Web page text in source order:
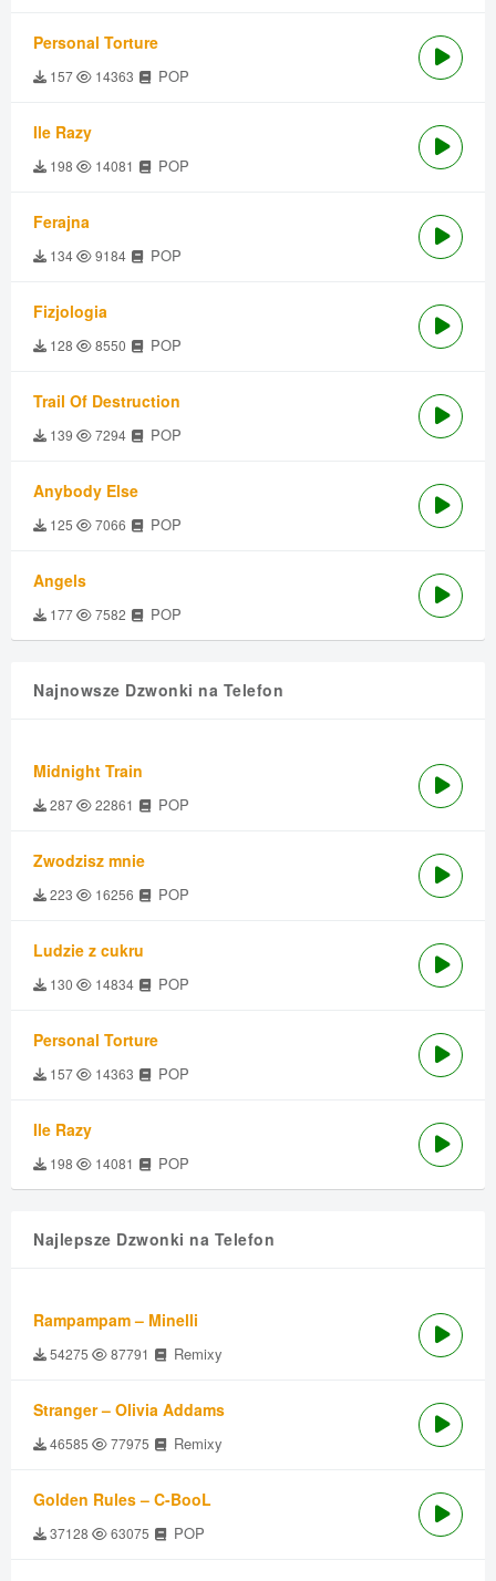
Personal Torture
157 14363 POP
Ile Razy
198 14081 POP
Ferajna
134 9184 POP
Fizjologia
128 8550 POP
Trail Of Destruction
139 7294 POP
Anybody Else
125 7066 POP
Angels
177 7582 POP
Najnowsze Dzwonki na Telefon
Midnight Train
287 22861 POP
Zwodzisz mnie
223 16256 POP
Ludzie z cukru
130 14834 POP
Personal Torture
157 14363 POP
Ile Razy
198 14081 POP
Najlepsze Dzwonki na Telefon
Rampampam – Minelli
54275 87791 Remixy
Stranger – Olivia Addams
46585 77975 Remixy
Golden Rules – C-BooL
37128 63075 POP